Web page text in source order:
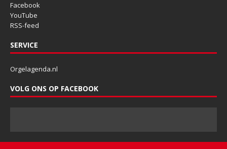
Facebook
YouTube
RSS-feed
SERVICE
Orgelagenda.nl
VOLG ONS OP FACEBOOK